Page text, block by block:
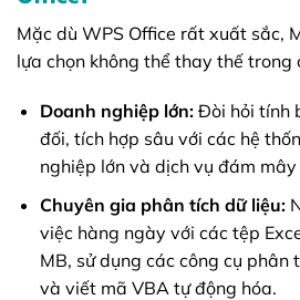
Mặc dù WPS Office rất xuất sắc,
lựa chọn không thể thay thế trong
Doanh nghiệp lớn:Đòi hỏi tính
đối, tích hợp sâu với các hệ
nghiệp lớn và dịch vụ đám mây
Chuyên gia phân tích dữ liệu:
việc hàng ngày với các tệp
MB, sử dụng các công cụ phân
và viết mã VBA tự động hóa.